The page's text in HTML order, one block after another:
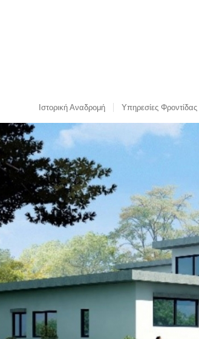
Ιστορική Αναδρομή Υπηρεσίες Φροντίδας